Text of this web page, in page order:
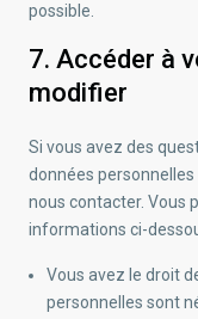
possible.
7. Accéder à
modifier
Si vous avez des
données
nous contacter. Vous
informations ci-
Vous avez le droit
personnelles sont